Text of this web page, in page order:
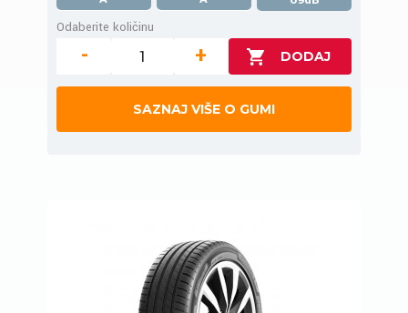
Odaberite količinu
- +
SAZNAJ VIŠE O GUMI